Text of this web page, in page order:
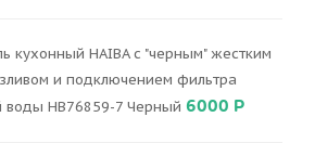
кухонный HAIBA с "черным" жестким
и подключением фильтра
воды HB76859-7 Черный 6000 Р